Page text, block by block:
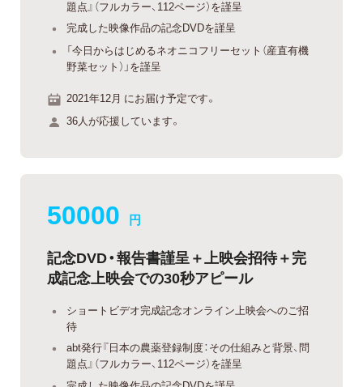
題点』（フルカラー、112ページ）を謹呈
完成した映像作品の記念DVDを謹呈
「今日からはじめるネオニコフリーセット（産直有機
野菜セット）」を謹呈
2021年12月 にお届け予定です。
36人が応援しています。
50000 円
記念DVD・報告書謹呈＋上映会招待＋完
成記念上映会での30秒アピール
ショートビデオ完成記念オンライン上映会へのご招
待
abt発行『日本の農薬登録制度：その仕組みと背景、問
題点』（フルカラー、112ページ）を謹呈